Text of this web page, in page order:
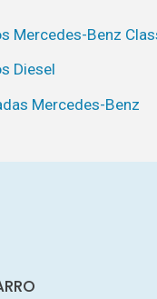
Mercedes-Benz
Diesel
Mercedes-Benz